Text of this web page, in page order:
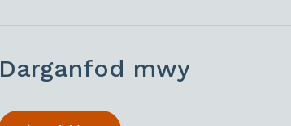
Darganfod mwy